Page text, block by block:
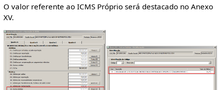
O valor referente ao ICMS Próprio será destacado no Anexo
XV.